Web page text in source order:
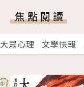
焦點閱讀
大眾心理 文學快報